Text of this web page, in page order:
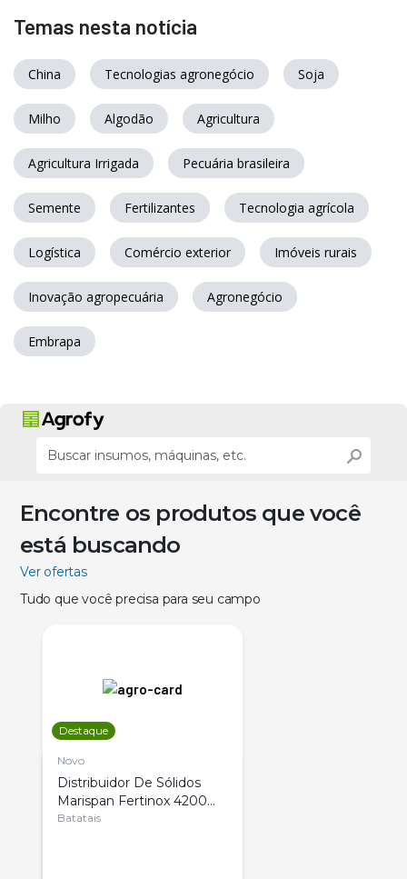
Temas nesta notícia
China Tecnologias agronegócio Soja
Milho Algodão Agricultura
Agricultura Irrigada Pecuária brasileira
Semente Fertilizantes Tecnologia agrícola
Logística Comércio exterior Imóveis rurais
Inovação agropecuária Agronegócio
Embrapa
Encontre os produtos que você
está buscando
Ver ofertas
Tudo que você precisa para seu campo
Destaque
Novo
Distribuidor De Sólidos
Marispan Fertinox 4200
Citrus
Batatais